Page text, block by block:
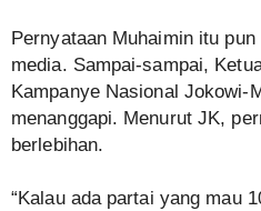
Pernyataan Muhaimin itu
media. Sampai-sampai,
Kampanye Nasional Jokowi-
menanggapi. Menurut JK,
berlebihan.
“Kalau ada partai yang mau